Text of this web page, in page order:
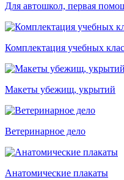
Для автошкол, первая
Комплектация учебных
Макеты убежищ, укрытий
Ветеринарное дело
Анатомические плакаты